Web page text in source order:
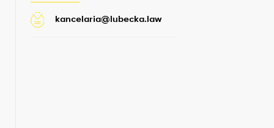
kancelaria@lubecka.law